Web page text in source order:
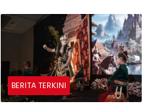
BERITA TERKINI